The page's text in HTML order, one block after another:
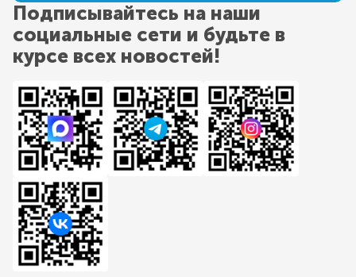
Подписывайтесь на наши
социальные сети и будьте в
курсе всех новостей!